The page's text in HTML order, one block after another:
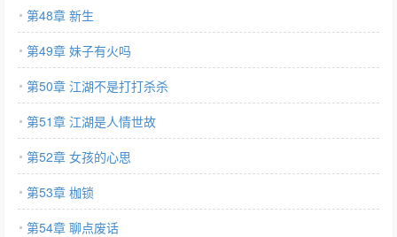
第48章 新生
第49章 妹子有火吗
第50章 江湖不是打打杀杀
第51章 江湖是人情世故
第52章 女孩的心思
第53章 枷锁
第54章 聊点废话